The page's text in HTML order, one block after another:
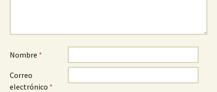
Nombre *
Correo
electrónico *